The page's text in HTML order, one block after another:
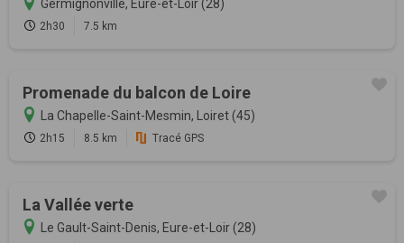
Germignonville, Eure-et-Loir (28)
2h30 7.5 km
Promenade du balcon de Loire
La Chapelle-Saint-Mesmin, Loiret (45)
2h15 8.5 km Tracé GPS
La Vallée verte
Le Gault-Saint-Denis, Eure-et-Loir (28)